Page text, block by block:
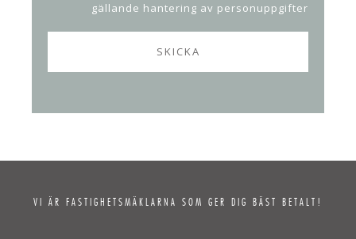
gällande hantering av personuppgifter
VI ÄR FASTIGHETSMÄKLARNA SOM GER DIG BÄST BETALT!